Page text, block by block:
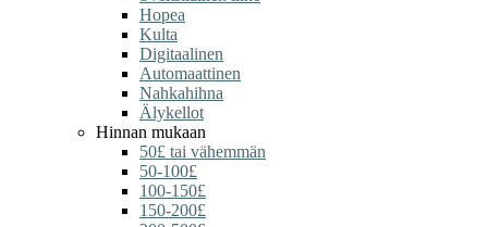
Hopea
Kulta
Digitaalinen
Automaattinen
Nahkahihna
Älykellot
Hinnan mukaan
50£ tai vähemmän
50-100£
100-150£
150-200£